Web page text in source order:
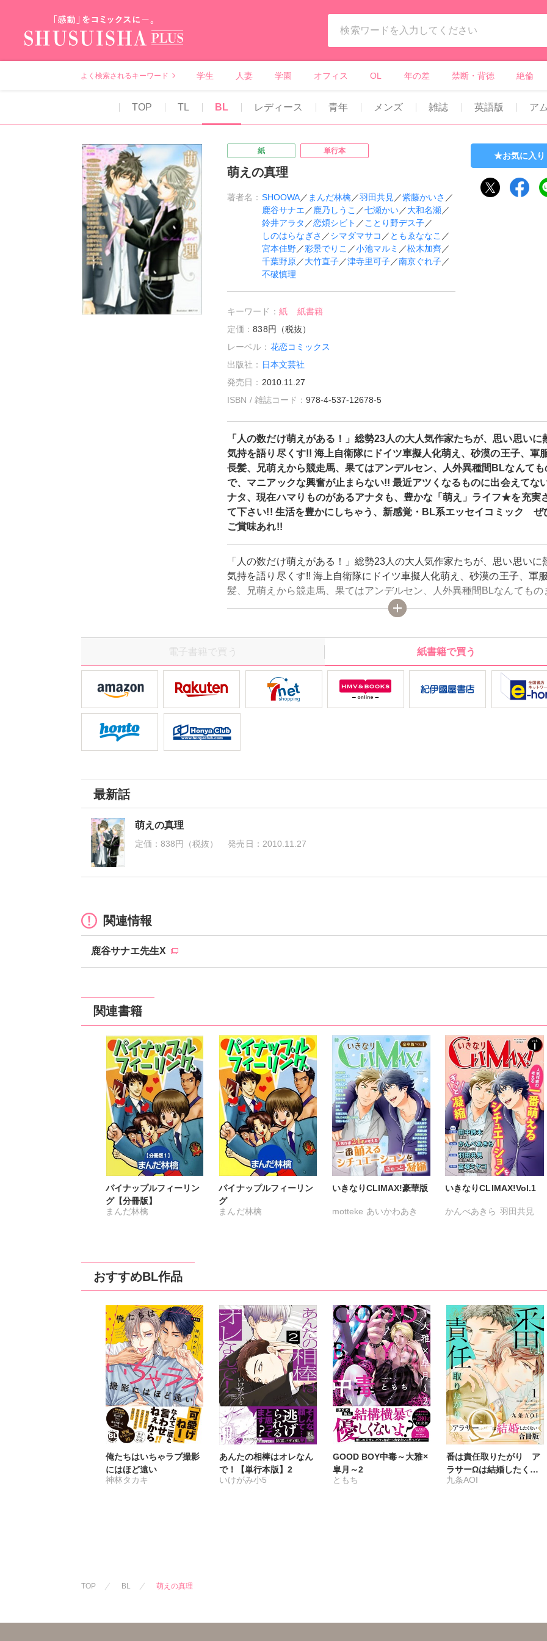
よく検索されるキーワード 学生 人妻 学園 オフィス OL 年の差 禁断・背徳 絶倫
TOP TL BL レディース 青年 メンズ 雑誌 英語版 ア
紙 単行本
萌えの真理
著者名： SHOOWA／ まんだ林檎／羽田共見 ／紫藤かいさ ／
鹿谷サナエ ／ 鹿乃しうこ ／七瀬かい／大和名瀬／
鈴井アラタ ／恋煩シビト ／ ことり野デス子／
しのはらなぎさ ／シマダマサコ ／ ともゑななこ ／
宮本佳野／彩景でりこ ／小池マルミ ／松木加齊 ／
千葉野原／大竹直子／津寺里可子／南京ぐれ子／
不破慎理
キーワード： 紙
紙書籍
定価：838円（税抜）
レーベル： 花恋コミックス
出版社： 日本文芸社
発売日： 2010.11.27
ISBN / 雑誌コード： 978-4-537-12678-5
お気に入り
「人の数だけ萌えがある！」総勢23人の大人気作家たちが、思い思いに
気持を語り尽くす!! 海上自衛隊にドイツ車擬人化萌え、砂漠の王子、軍服
長髪、兄萌えから競走馬、果てはアンデルセン、人外異種間BLなんても
で、マニアックな興奮が止まらない!! 最近アツくなるものに出会えてな
ナタ、現在ハマりものがあるアナタも、豊かな「萌え」ライフ★を充実
て下さい!! 生活を豊かにしちゃう、新感覚・BL系エッセイコミック ぜ
ご賞味あれ!!
「人の数だけ萌えがある！」総勢23人の大人気作家たちが、思い思いに
気持を語り尽くす!! 海上自衛隊にドイツ車擬人化萌え、砂漠の王子、軍
髪、兄萌えから競走馬、果てはアンデルセン、人外異種間BLなんてもの
で、マニアックな興奮が止まらない!! 最近アツくなるものに出会えてない
タ、現在ハマりものがあるアナタも、豊かな「萌え」ライフ★を充実さ
賞味あれ!!
電子書籍で買う 紙書籍で買う
最新話
萌えの真理
定価：838円（税抜） 発売日： 2010.11.27
関連情報
鹿谷サナエ先生X
関連書籍
パイナップルフィーリン
グ【分冊版】
まんだ林檎
パイナップルフィーリン
グ
まんだ林檎
いきなりCLIMAX!豪華版
motteke あいかわあき
加藤むう 会川フゥ
吉田ゆうこ 高瀬七緒
三井ミツ 春山モト
小鳥晶 松成久美子
生駒はじめ
竹若トモハル 町子
田中鈴木 冬坂ころも
富塚ミヤコ 余り
里西立樺
いきなりCLIMAX!Vol.1
かんべあきら 羽田共見
おすすめBL作品
俺たちはいちゃラブ撮影
にはほど遠い
神林タカキ
あんたの相棒はオレなん
で！【単行本版】2
いけがみ小5
GOOD BOY中毒～大雅×
皐月～2
ともち
番は責任取りたがり ア
ラサーΩは結婚したくな
い【合冊版】
九条AOI
TOP BL 萌えの真理